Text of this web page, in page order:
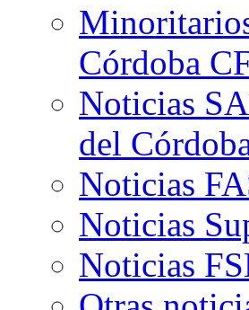
Córdoba
Noticias
del
Noticias
Noticias
Noticias